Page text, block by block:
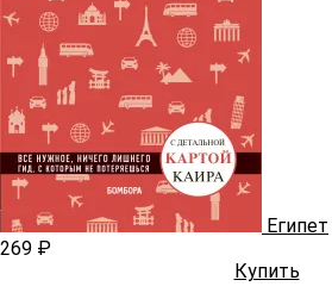
Египет
269 ₽
Купить